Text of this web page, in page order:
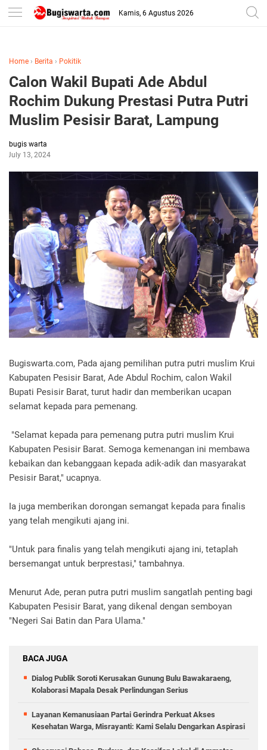
-->
Kamis, 6 Agustus 2026
Home › Berita › Pokitik
Calon Wakil Bupati Ade Abdul
Rochim Dukung Prestasi Putra Putri
Muslim Pesisir Barat, Lampung
bugis warta
July 13, 2024
Bugiswarta.com, Pada ajang pemilihan putra putri muslim Krui
Kabupaten Pesisir Barat, Ade Abdul Rochim, calon Wakil
Bupati Pesisir Barat, turut hadir dan memberikan ucapan
selamat kepada para pemenang.
"Selamat kepada para pemenang putra putri muslim Krui
Kabupaten Pesisir Barat. Semoga kemenangan ini membawa
kebaikan dan kebanggaan kepada adik-adik dan masyarakat
Pesisir Barat," ucapnya.
Ia juga memberikan dorongan semangat kepada para finalis
yang telah mengikuti ajang ini.
"Untuk para finalis yang telah mengikuti ajang ini, tetaplah
bersemangat untuk berprestasi," tambahnya.
Menurut Ade, peran putra putri muslim sangatlah penting bagi
Kabupaten Pesisir Barat, yang dikenal dengan semboyan
"Negeri Sai Batin dan Para Ulama."
BACA JUGA
Dialog Publik Soroti Kerusakan Gunung Bulu Bawakaraeng,
Kolaborasi Mapala Desak Perlindungan Serius
Layanan Kemanusiaan Partai Gerindra Perkuat Akses
Kesehatan Warga, Misrayanti: Kami Selalu Dengarkan Aspirasi